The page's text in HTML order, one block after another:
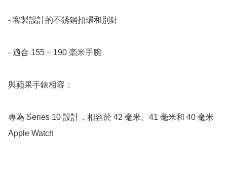
- 客製設計的不銹鋼扣環和別針
- 適合 155 – 190 毫米手腕
與蘋果手錶相容：
專為 Series 10 設計，相容於 42 毫米、41 毫米和 40 毫米
Apple Watch